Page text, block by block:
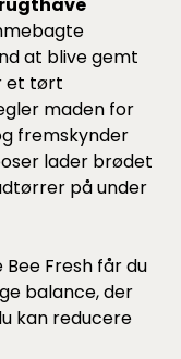
at blive gemt
et tørt
maden for
fremskynder
lader brødet
på under
Fresh får du
balance, der
kan reducere